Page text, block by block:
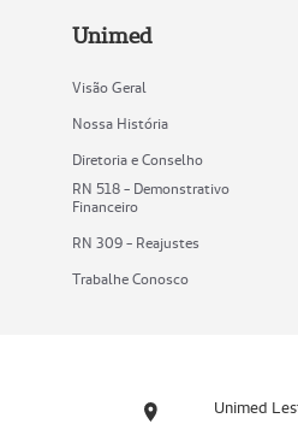
Unimed
Visão Geral
Nossa História
Diretoria e Conselho
RN 518 - Demonstrativo
Financeiro
RN 309 - Reajustes
Trabalhe Conosco
Unimed